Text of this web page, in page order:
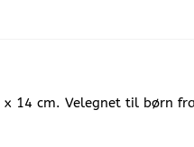
14 cm. Velegnet til børn